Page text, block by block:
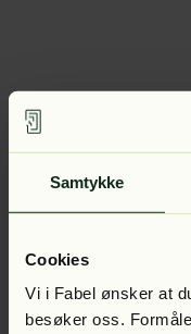
Samtykke
Cookies
Vi i Fabel ønsker at
besøker oss.